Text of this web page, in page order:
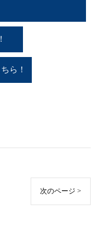
ら！
次のページ >